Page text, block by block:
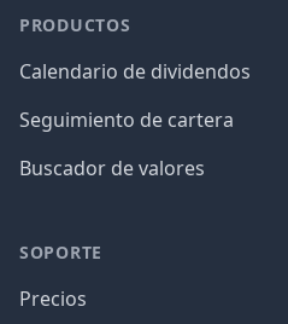
PRODUCTOS
Calendario de dividendos
Seguimiento de cartera
Buscador de valores
SOPORTE
Precios